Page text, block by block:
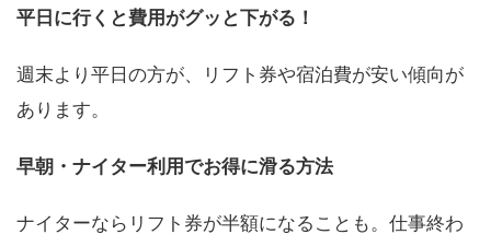
平日に行くと費用がグッと下がる！
週末より平日の方が、リフト券や宿泊費が安い傾向が
あります。
早朝・ナイター利用でお得に滑る方法
ナイターならリフト券が半額になることも。仕事終わ